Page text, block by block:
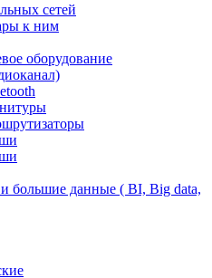
сетей
к ним
оборудование
большие данные ( BI, Big data,